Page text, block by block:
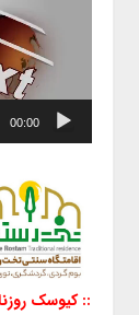
00:00
:: کیوسک